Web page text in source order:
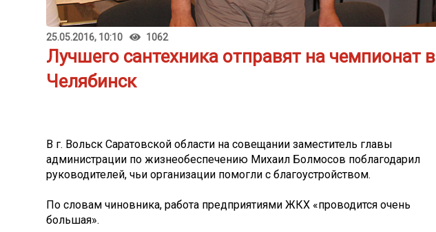
25.05.2016, 10:10 1062
Лучшего сантехника отправят на чемпионат в
Челябинск
В г. Вольск Саратовской области на совещании заместитель главы
администрации по жизнеобеспечению Михаил Болмосов поблагодарил
руководителей, чьи организации помогли с благоустройством.
По словам чиновника, работа предприятиями ЖКХ «проводится очень
большая».